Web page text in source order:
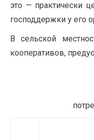
это — практически
господдержки у его
В сельской
кооперативов,